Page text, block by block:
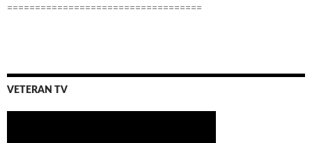
===================================
VETERAN TV